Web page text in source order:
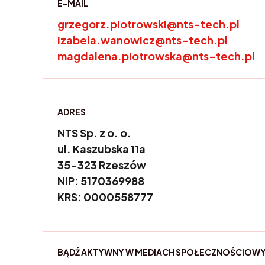
E-MAIL
grzegorz.piotrowski@nts-tech.pl
izabela.wanowicz@nts-tech.pl
magdalena.piotrowska@nts-tech.pl
ADRES
NTS Sp. z o. o.
ul. Kaszubska 11a
35-323 Rzeszów
NIP: 5170369988
KRS: 0000558777
BĄDŹ AKTYWNY W MEDIACH